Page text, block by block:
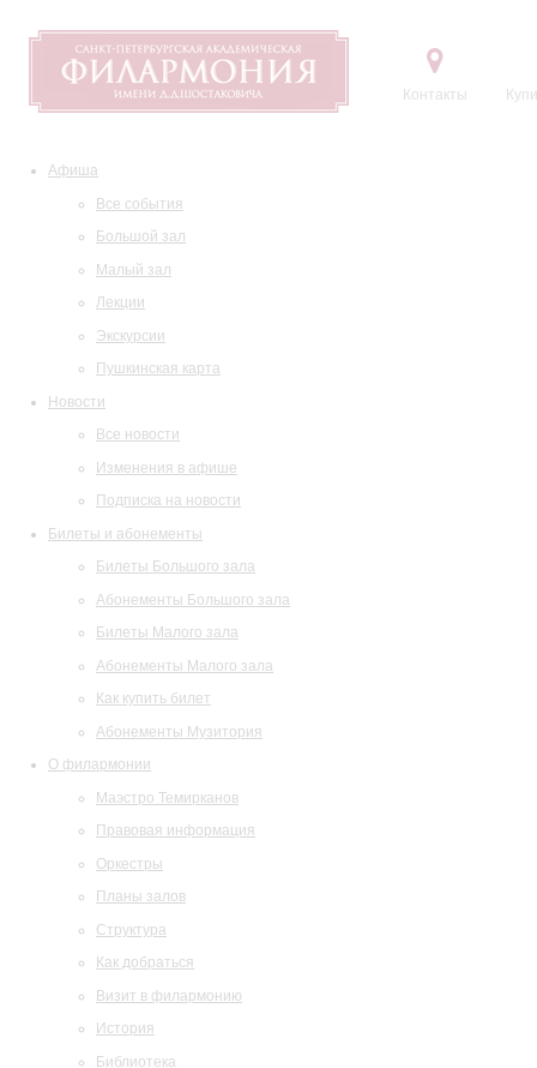
Контакты
Афиша
Все события
Большой зал
Малый зал
Лекции
Экскурсии
Пушкинская карта
Новости
Все новости
Изменения в афише
Подписка на новости
Билеты и абонементы
Билеты Большого зала
Абонементы Большого зала
Билеты Малого зала
Абонементы Малого зала
Как купить билет
Абонементы Музитория
О филармонии
Маэстро Темирканов
Правовая информация
Оркестры
Планы залов
Структура
Как добраться
Визит в филармонию
История
Библиотека